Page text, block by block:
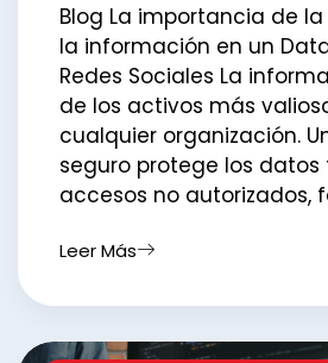
Blog La importancia de
la información en un
Redes Sociales La
de los activos más
cualquier organización.
seguro protege los datos
accesos no autorizados,
Leer Más